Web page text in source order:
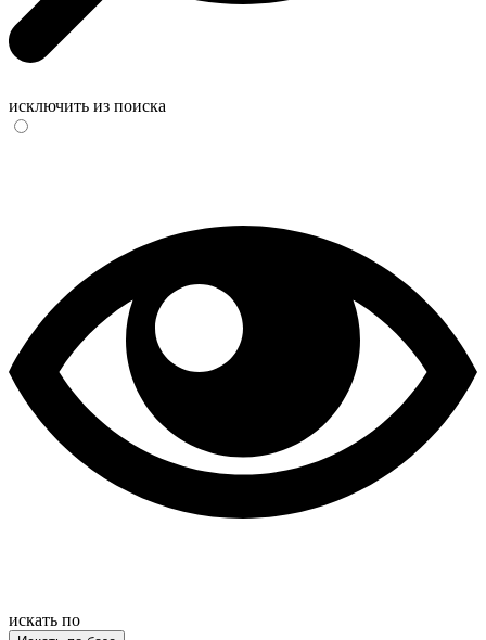
исключить из поиска
искать по